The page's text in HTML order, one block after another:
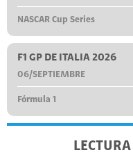
NASCAR Cup Series
F1 GP DE ITALIA 2026
06/SEPTIEMBRE
Fórmula 1